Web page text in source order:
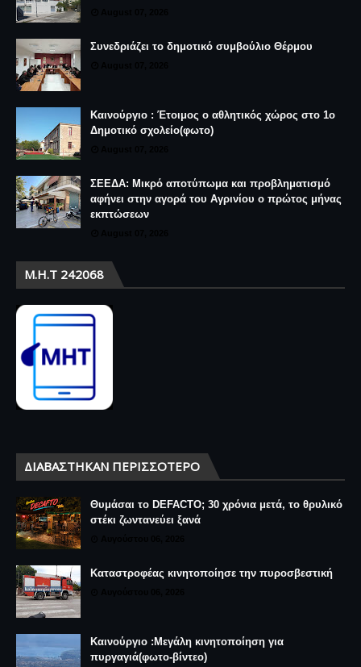
Συνεδριάζει το δημοτικό συμβούλιο Θέρμου
Καινούργιο : Έτοιμος ο αθλητικός χώρος στο 1ο
Δημοτικό σχολείο(φωτο)
ΣΕΕΔΑ: Μικρό αποτύπωμα και προβληματισμό
αφήνει στην αγορά του Αγρινίου ο πρώτος μήνας
εκπτώσεων
Μ.Η.Τ 242068
ΔΙΑΒΆΣΤΗΚΑΝ ΠΕΡΙΣΣΌΤΕΡΟ
Θυμάσαι το DEFACTO; 30 χρόνια μετά, το θρυλικό
στέκι ζωντανεύει ξανά
Καταστροφέας κινητοποίησε την πυροσβεστική
Καινούργιο :Μεγάλη κινητοποίηση για
πυργαγιά(φωτο-βίντεο)